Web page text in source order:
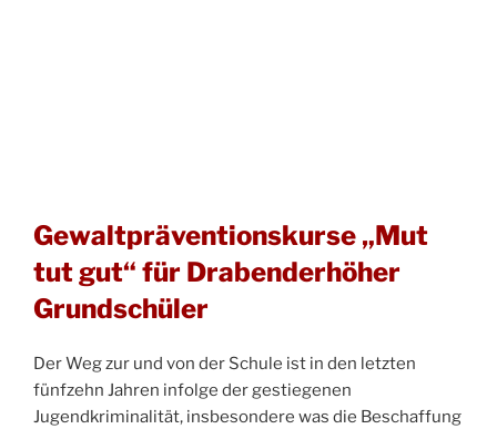
Gewaltpräventionskurse „Mut
tut gut“ für Drabenderhöher
Grundschüler
Der Weg zur und von der Schule ist in den letzten
fünfzehn Jahren infolge der gestiegenen
Jugendkriminalität, insbesondere was die Beschaffung